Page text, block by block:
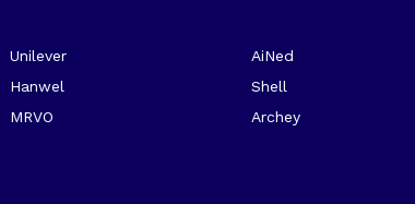
Unilever
Hanwel
MRVO
AiNed
Shell
Archey